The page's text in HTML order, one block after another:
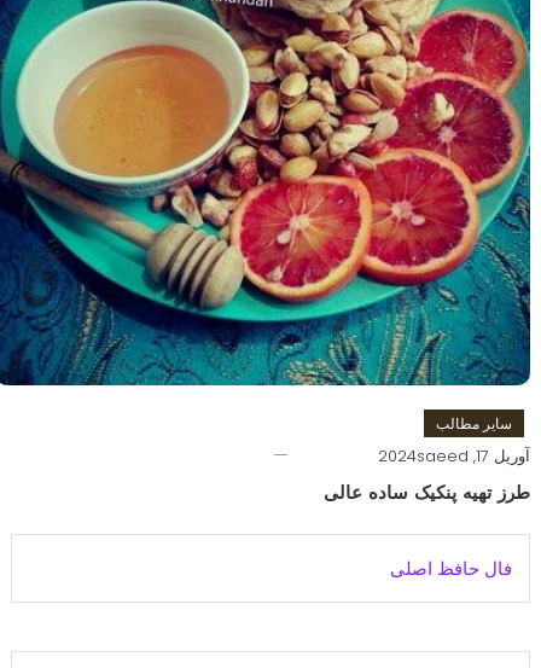
سایر مطالب
آوریل 17, 2024 saeed
طرز تهیه پنکیک ساده عالی
فال حافظ اصلی